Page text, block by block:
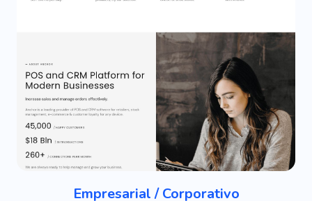
Empresarial / Corporativo